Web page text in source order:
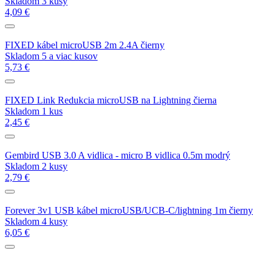
4,09 €
FIXED kábel microUSB 2m 2.4A čierny
Skladom 5 a viac kusov
5,73 €
FIXED Link Redukcia microUSB na Lightning čierna
Skladom 1 kus
2,45 €
Gembird USB 3.0 A vidlica - micro B vidlica 0.5m modrý
Skladom 2 kusy
2,79 €
Forever 3v1 USB kábel microUSB/UCB-C/lightning 1m čierny
Skladom 4 kusy
6,05 €